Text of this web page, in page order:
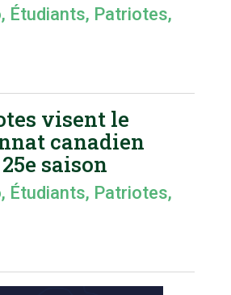
, Étudiants, Patriotes,
visent le
canadien
saison
, Étudiants, Patriotes,